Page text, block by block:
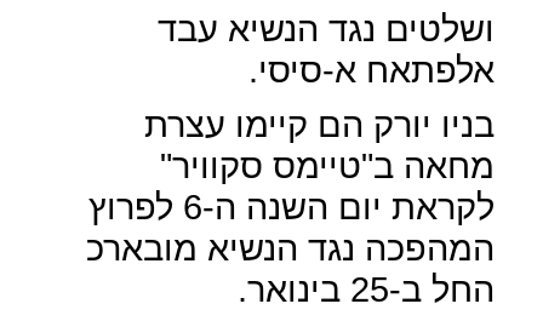
ושלטים נגד הנשיא עבד
אלפתאח א-סיסי.
בניו יורק הם קיימו עצרת
מחאה ב"טיימס סקוויר"
לקראת יום השנה ה-6 לפרוץ
המהפכה נגד הנשיא מובארכ
החל ב-25 בינואר.